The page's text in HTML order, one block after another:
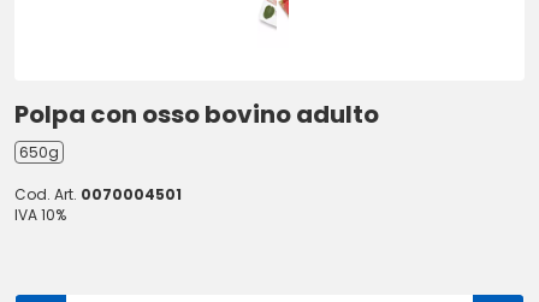
Polpa con osso bovino adulto
650g
Cod. Art. 0070004501
IVA 10%